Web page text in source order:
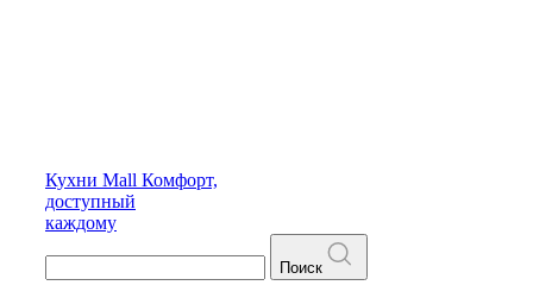
Кухни Mall Комфорт,
доступный
каждому
Поиск